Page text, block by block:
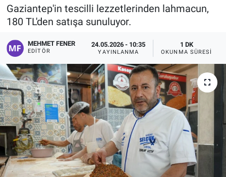
Gaziantep'in tescilli lezzetlerinden lahmacun,
180 TL'den satışa sunuluyor.
MEHMET FENER
EDITÖR
24.05.2026 - 10:35
YAYINLANMA
1 DK
OKUNMA SÜRESI